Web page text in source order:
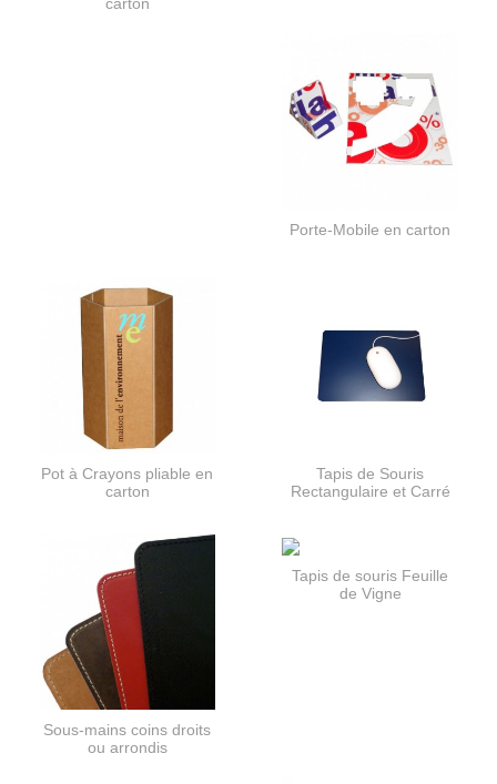
Porte-Mobile en carton
Pot à Crayons pliable en
carton
Tapis de Souris
Rectangulaire et Carré
Sous-mains coins droits
ou arrondis
Tapis de souris Feuille
de Vigne